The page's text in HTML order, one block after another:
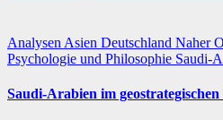
Analysen Asien Deutschland Naher
Psychologie und Philosophie Saudi-
Saudi-Arabien im geostrategischen